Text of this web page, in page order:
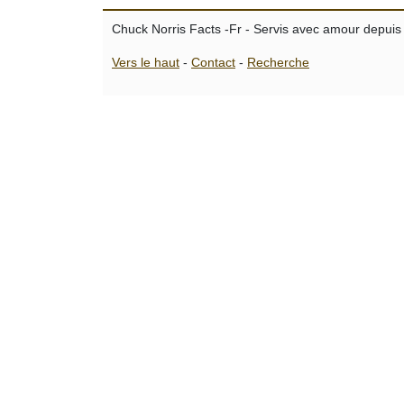
Chuck Norris Facts -Fr - Servis avec amour
Vers le haut - Contact - Recherche